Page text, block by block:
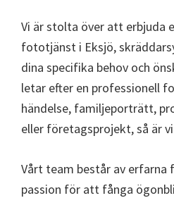
Vi är stolta över att erbjuda
fototjänst i Eksjö,
dina specifika behov och
letar efter en professionell
händelse, familjeporträtt,
eller företagsprojekt, så är
Vårt team består av
passion för att fånga